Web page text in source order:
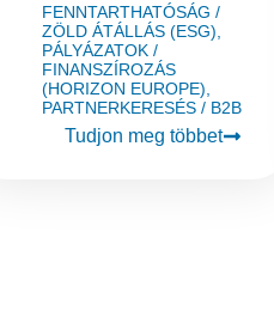
FENNTARTHATÓSÁG /
ZÖLD ÁTÁLLÁS (ESG)
PÁLYÁZATOK /
FINANSZÍROZÁS
(HORIZON EUROPE)
PARTNERKERESÉS / B2B
Tudjon meg többet